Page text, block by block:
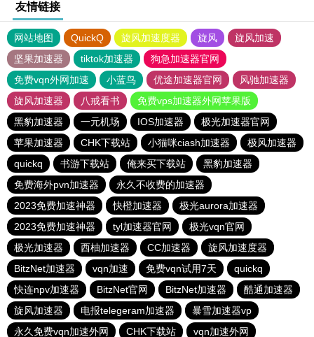
友情链接
网站地图 QuickQ 旋风加速度器 旋风
旋风加速
坚果加速器
tiktok加速器
狗急加速器官网
免费vqn外网加速
小蓝鸟 优途加速器官网
风驰加速器
旋风加速器
八戒看书
免费vps加速器外网苹果版
黑豹加速器
一元机场 IOS加速器
极光加速器官网
苹果加速器
CHK下载站 小猫咪ciash加速器
极风加速器
quickq
书游下载站 俺来买下载站
黑豹加速器
免费海外pvn加速器
永久不收费的加速器
2023免费加速神器
快橙加速器
极光aurora加速器
2023免费加速神器
tyl加速器官网
极光vqn官网
极光加速器
西柚加速器 CC加速器
旋风加速度器
BitzNet加速器
vqn加速 免费vqn试用7天
quickq
快连npv加速器
BitzNet官网 BitzNet加速器
酷通加速器
旋风加速器
电报telegeram加速器
暴雪加速器vp
永久免费vqn加速外网
CHK下载站 vqn加速外网